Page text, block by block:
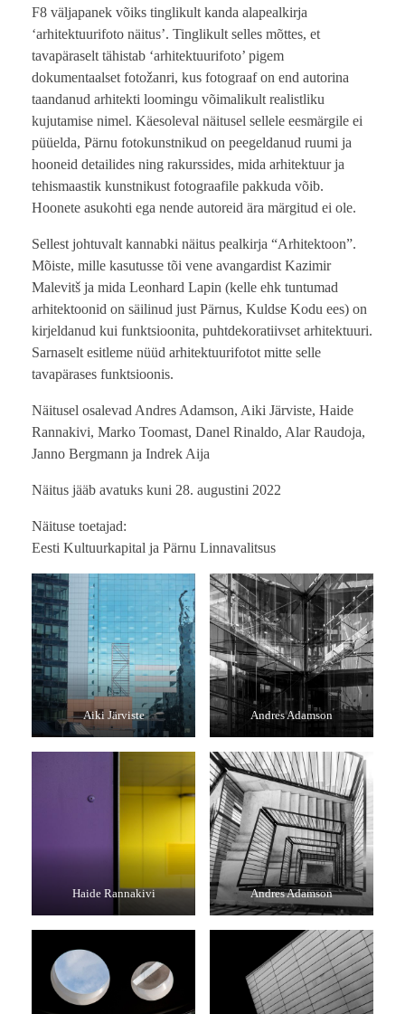
F8 väljapanek võiks tinglikult kanda alapealkirja
‘arhitektuurifoto näitus’. Tinglikult selles mõttes, et
tavapäraselt tähistab ‘arhitektuurifoto’ pigem
dokumentaalset fotožanri, kus fotograaf on end autorina
taandanud arhitekti loomingu võimalikult realistliku
kujutamise nimel. Käesoleval näitusel sellele eesmärgile ei
püüelda, Pärnu fotokunstnikud on peegeldanud ruumi ja
hooneid detailides ning rakurssides, mida arhitektuur ja
tehismaastik kunstnikust fotograafile pakkuda võib.
Hoonete asukohti ega nende autoreid ära märgitud ei ole.
Sellest johtuvalt kannabki näitus pealkirja “Arhitektoon”.
Mõiste, mille kasutusse tõi vene avangardist Kazimir
Malevitš ja mida Leonhard Lapin (kelle ehk tuntumad
arhitektoonid on säilinud just Pärnus, Kuldse Kodu ees) on
kirjeldanud kui funktsioonita, puhtdekoratiivset arhitektuuri.
Sarnaselt esitleme nüüd arhitektuurifotot mitte selle
tavapärases funktsioonis.
Näitusel osalevad Andres Adamson, Aiki Järviste, Haide
Rannakivi, Marko Toomast, Danel Rinaldo, Alar Raudoja,
Janno Bergmann ja Indrek Aija
Näitus jääb avatuks kuni 28. augustini 2022
Näituse toetajad:
Eesti Kultuurkapital ja Pärnu Linnavalitsus
Aiki Järviste Andres Adamson
Haide Rannakivi Andres Adamson